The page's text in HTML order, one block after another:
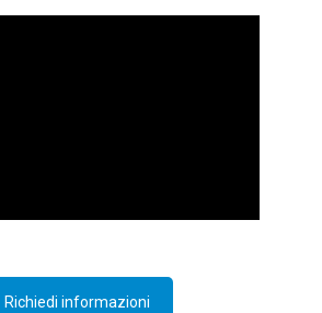
Richiedi informazioni